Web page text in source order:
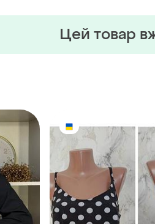
Цей товар